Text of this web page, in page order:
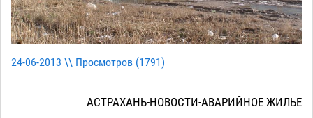
24-06-2013 \\ Просмотров (1791)
АСТРАХАНЬ-НОВОСТИ-АВАРИЙНОЕ ЖИЛЬЕ